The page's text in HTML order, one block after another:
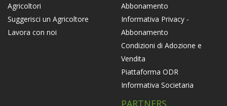
Agricoltori
Suggerisci un Agricoltore
Lavora con noi
Abbonamento
Informativa Privacy -
Abbonamento
Condizioni di Adozione e
Vendita
Piattaforma ODR
Informativa Societaria
PARTNERS